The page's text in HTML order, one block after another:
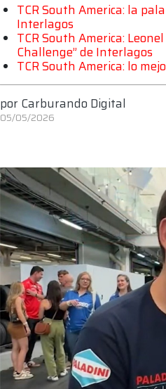
TCR South America: la
Interlagos
TCR South America:
Challenge” de Interlagos
TCR South America: lo
por Carburando Digital
05/05/2026